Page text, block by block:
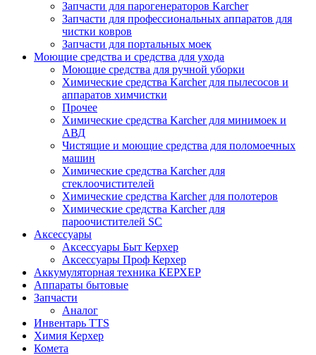
Запчасти для парогенераторов Karcher
Запчасти для профессиональных аппаратов для
чистки ковров
Запчасти для портальных моек
Моющие средства и средства для ухода
Моющие средства для ручной уборки
Химические средства Karcher для пылесосов и
аппаратов химчистки
Прочее
Химические средства Karcher для минимоек и
АВД
Чистящие и моющие средства для поломоечных
машин
Химические средства Karcher для
стеклоочистителей
Химические средства Karcher для полотеров
Химические средства Karcher для
пароочистителей SC
Аксессуары
Аксессуары Быт Керхер
Аксессуары Проф Керхер
Аккумуляторная техника КЕРХЕР
Аппараты бытовые
Запчасти
Аналог
Инвентарь TTS
Химия Керхер
Комета